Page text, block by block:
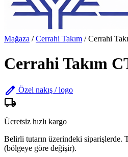
Mağaza / Cerrahi Takım / Cerrahi
Cerrahi Takım
edit Özel nakış / logo
local_shipping
Ücretsiz hızlı kargo
Belirli tutarın üzerindeki siparişlerde.
(bölgeye göre değişir).